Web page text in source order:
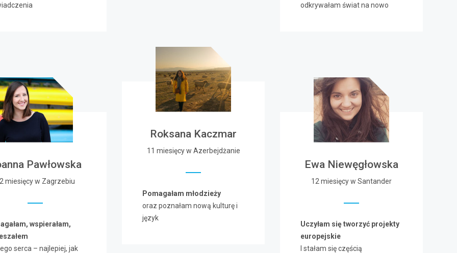
odkrywałam świat na nowo
Pawłowska
miesięcy w Zagrzebiu
wspierałam,
serca – najlepiej, jak
Roksana Kaczmar
11 miesięcy w Azerbejdżanie
Pomagałam młodzieży
oraz poznałam nową kulturę i
język
Ewa Niewęgłowska
12 miesięcy w Santander
Uczyłam się tworzyć projekty
europejskie
I stałam się częścią